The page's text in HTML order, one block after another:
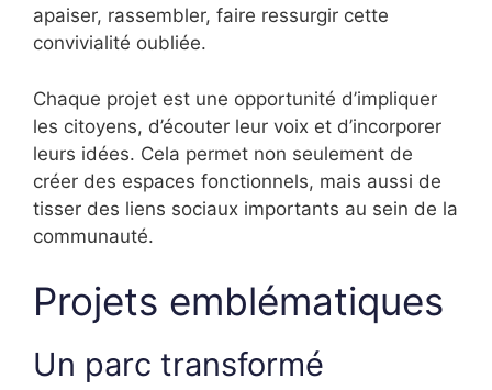
apaiser, rassembler, faire ressurgir cette
convivialité oubliée.
Chaque projet est une opportunité d’impliquer
les citoyens, d’écouter leur voix et d’incorporer
leurs idées. Cela permet non seulement de
créer des espaces fonctionnels, mais aussi de
tisser des liens sociaux importants au sein de la
communauté.
Projets emblématiques
Un parc transformé